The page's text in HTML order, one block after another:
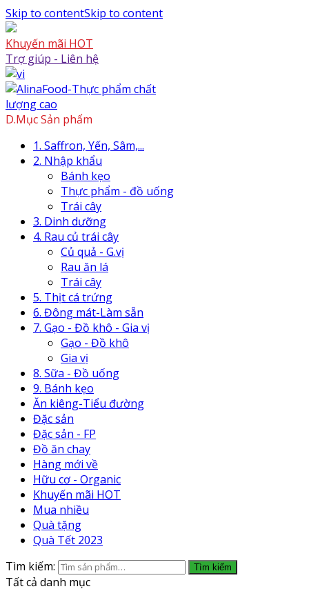
Skip to contentSkip to content
Khuyến mãi HOT
Trợ giúp - Liên hệ
D.Mục Sản phẩm
1. Saffron, Yến, Sâm,...
2. Nhập khẩu
Bánh kẹo
Thực phẩm - đồ uống
Trái cây
3. Dinh dưỡng
4. Rau củ trái cây
Củ quả - G.vị
Rau ăn lá
Trái cây
5. Thịt cá trứng
6. Đông mát-Làm sẵn
7. Gạo - Đồ khô - Gia vị
Gạo - Đồ khô
Gia vị
8. Sữa - Đồ uống
9. Bánh kẹo
Ăn kiêng-Tiểu đường
Đặc sản
Đặc sản - FP
Đồ ăn chay
Hàng mới về
Hữu cơ - Organic
Khuyến mãi HOT
Mua nhiều
Quà tặng
Quà Tết 2023
Tìm kiếm:
Tìm kiếm
Tất cả danh mục